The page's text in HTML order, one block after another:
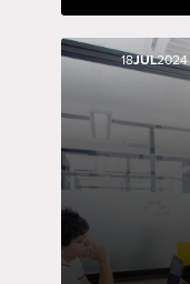
18JUL2024
18JUL2024